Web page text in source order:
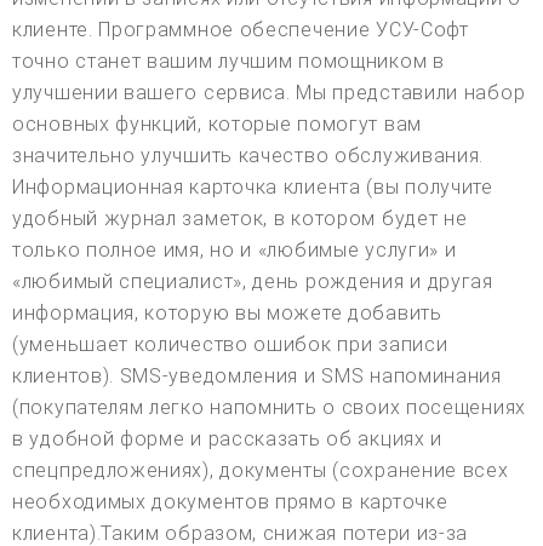
клиенте. Программное обеспечение УСУ-Софт
точно станет вашим лучшим помощником в
улучшении вашего сервиса. Мы представили набор
основных функций, которые помогут вам
значительно улучшить качество обслуживания.
Информационная карточка клиента (вы получите
удобный журнал заметок, в котором будет не
только полное имя, но и «любимые услуги» и
«любимый специалист», день рождения и другая
информация, которую вы можете добавить
(уменьшает количество ошибок при записи
клиентов). SMS-уведомления и SMS напоминания
(покупателям легко напомнить о своих посещениях
в удобной форме и рассказать об акциях и
спецпредложениях), документы (сохранение всех
необходимых документов прямо в карточке
клиента).Таким образом, снижая потери из-за